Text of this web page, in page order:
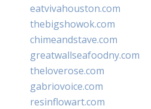
eatvivahouston.com
thebigshowok.com
chimeandstave.com
greatwallseafoodny.com
theloverose.com
gabriovoice.com
resinflowart.com